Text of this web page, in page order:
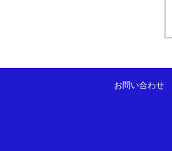
お問い合わせ